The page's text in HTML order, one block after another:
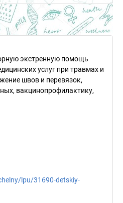
экстренную помощь
услуг при травмах и
швов и перевязок,
вакцинопрофилактику,
lpu/31690-detskiy-